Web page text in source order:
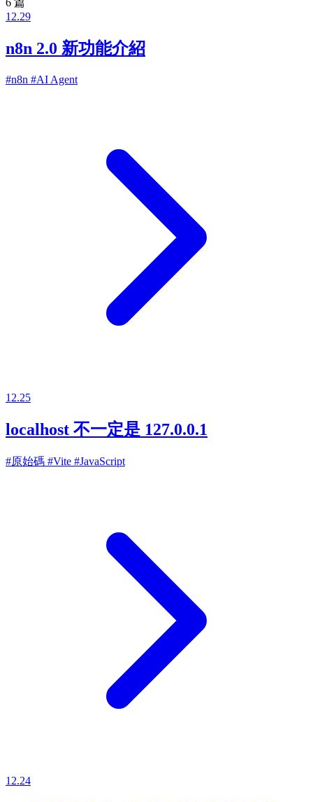
6 篇
12.29
n8n 2.0 新功能介紹
#n8n #AI Agent
12.25
localhost 不一定是 127.0.0.1
#原始碼 #Vite #JavaScript
12.24